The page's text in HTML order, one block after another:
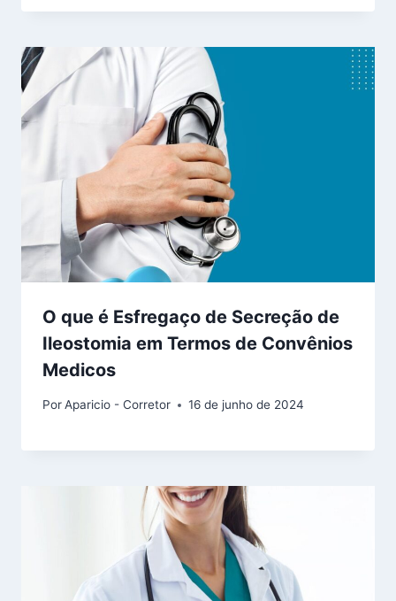
O que é Esfregaço de Secreção de
Ileostomia em Termos de Convênios
Medicos
PorAparicio - Corretor 16 de junho de 2024